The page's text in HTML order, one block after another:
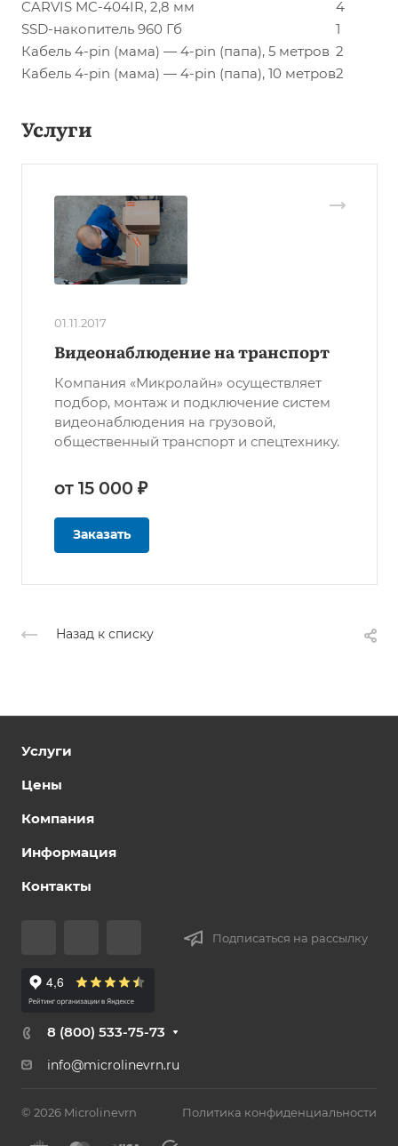
CARVIS MC-404IR, 2,8 мм
4
SSD-накопитель 960 Гб
1
Кабель 4-pin (мама) — 4-pin (папа), 5 метров 2
Кабель 4-pin (мама) — 4-pin (папа), 10 метров2
Услуги
01.11.2017
Видеонаблюдение на транспорт
Компания «Микролайн» осуществляет
подбор, монтаж и подключение систем
видеонаблюдения на грузовой,
общественный транспорт и спецтехнику.
от 15 000 ₽
Заказать
Назад к списку
Услуги
Цены
Компания
Информация
Контакты
Подписаться на рассылку
8 (800) 533-75-73
info@microlinevrn.ru
© 2026 Microlinevrn Политика конфиденциальности